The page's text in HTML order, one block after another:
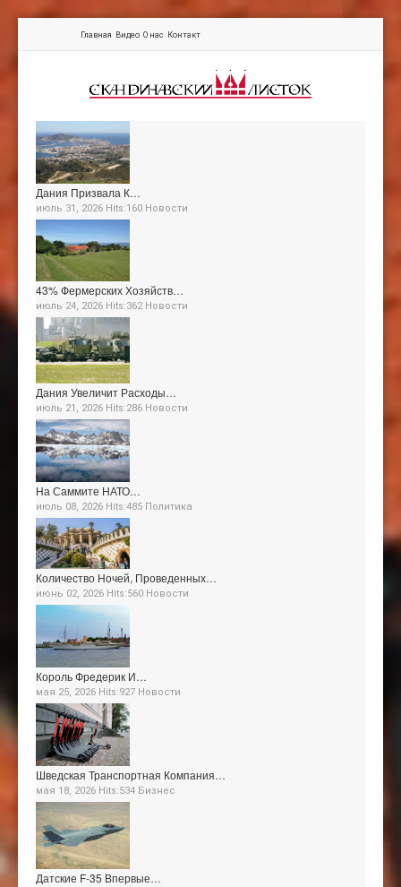
Главная Видео О нас Контакт
Дания Призвала К…
июль 31, 2026 Hits:160 Новости
43% Фермерских Хозяйств…
июль 24, 2026 Hits:362 Новости
Дания Увеличит Расходы…
июль 21, 2026 Hits:286 Новости
На Саммите НАТО…
июль 08, 2026 Hits:485 Политика
Количество Ночей, Проведенных…
июнь 02, 2026 Hits:560 Новости
Король Фредерик И…
мая 25, 2026 Hits:927 Новости
Шведская Транспортная Компания…
мая 18, 2026 Hits:534 Бизнес
Датские F-35 Впервые…